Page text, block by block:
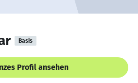
Basis
Profil ansehen